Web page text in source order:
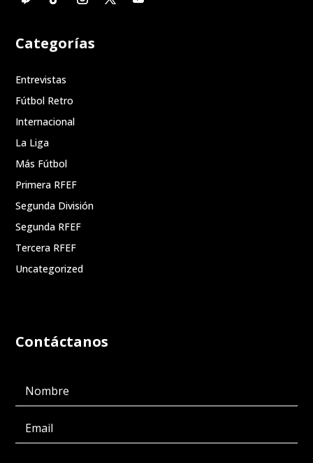
Categorías
Entrevistas
Fútbol Retro
Internacional
La Liga
Más Fútbol
Primera RFEF
Segunda División
Segunda RFEF
Tercera RFEF
Uncategorized
Contáctanos